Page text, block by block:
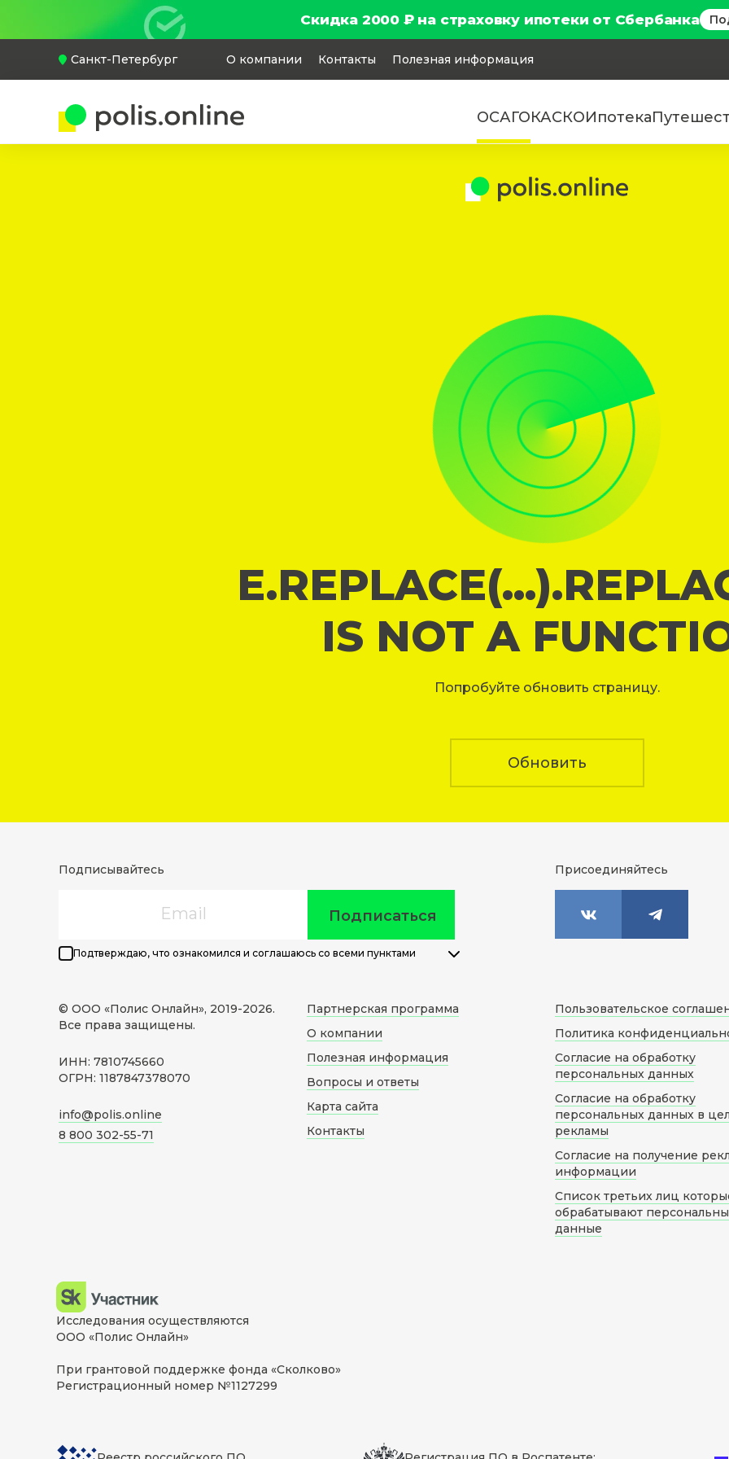
Скидка 2000 ₽ на страховку ипотеки от Сбербанка
Санкт-Петербург О компании Контакты Полезная информация
ОСАГОКАСКОИпотека
IS NOT A
Попробуйте обновить страницу.
Обновить
Подписывайтесь
Подписаться
Подтверждаю, что ознакомился и соглашаюсь со всеми пунктами
Присоединяйтесь
© ООО «Полис Онлайн», 2019-2026.
Все права защищены.
ИНН: 7810745660
ОГРН: 1187847378070
info@polis.online
8 800 302-55-71
Партнерская программа
О компании
Полезная информация
Вопросы и ответы
Карта сайта
Контакты
Пользовательское
Политика
Согласие на обработку
персональных данных
Согласие на обработку
персональных данных в
рекламы
Согласие на получение
информации
Список третьих лиц
обрабатывают
данные
Исследования осуществляются
ООО «Полис Онлайн»
При грантовой поддержке фонда «Сколково»
Регистрационный номер №1127299